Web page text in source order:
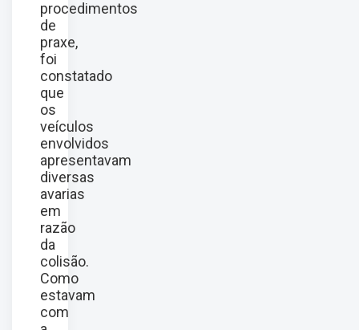
procedimentos
de
praxe,
foi
constatado
que
os
veículos
envolvidos
apresentavam
diversas
avarias
em
razão
da
colisão.
Como
estavam
com